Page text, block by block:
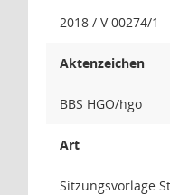
2018 / V 00274/1
Aktenzeichen
BBS HGO/hgo
Art
Sitzungsvorlage